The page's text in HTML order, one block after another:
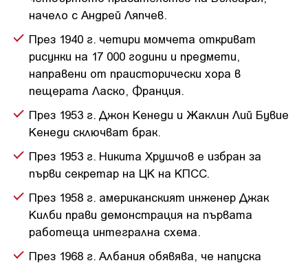
начело с Андрей Ляпчев.
През 1940 г. четири момчета откриват
рисунки на 17 000 години и предмети,
направени от праисторически хора в
пещерата Ласко, Франция.
През 1953 г. Джон Кенеди и Жаклин Лий Бувие
Кенеди сключват брак.
През 1953 г. Никита Хрушчов е избран за
първи секретар на ЦК на КПСС.
През 1958 г. американският инженер Джак
Килби прави демонстрация на първата
работеща интегрална схема.
През 1968 г. Албания обявява, че напуска